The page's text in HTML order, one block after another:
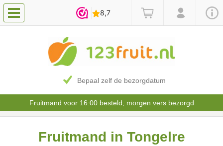
Bepaal zelf de bezorgdatum
Fruitmand voor 16:00 besteld, morgen vers bezorgd
Fruitmand in Tongelre